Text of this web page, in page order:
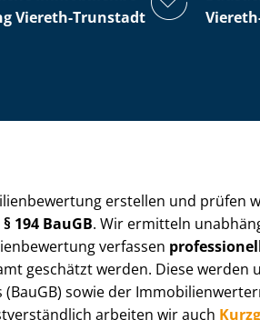
Viereth-Trunstadt
erstellen und prüfen
§ 194 BauGB. Wir ermitteln
verfassen
geschätzt werden. Diese werden
(BauGB) sowie der
arbeiten wir auch